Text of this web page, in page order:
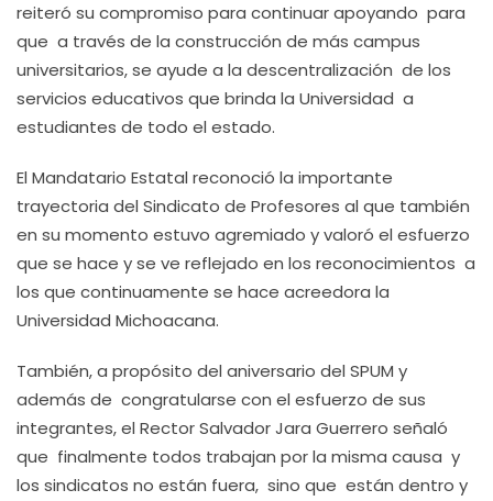
reiteró su compromiso para continuar apoyando para
que a través de la construcción de más campus
universitarios, se ayude a la descentralización de los
servicios educativos que brinda la Universidad a
estudiantes de todo el estado.
El Mandatario Estatal reconoció la importante
trayectoria del Sindicato de Profesores al que también
en su momento estuvo agremiado y valoró el esfuerzo
que se hace y se ve reflejado en los reconocimientos a
los que continuamente se hace acreedora la
Universidad Michoacana.
También, a propósito del aniversario del SPUM y
además de congratularse con el esfuerzo de sus
integrantes, el Rector Salvador Jara Guerrero señaló
que finalmente todos trabajan por la misma causa y
los sindicatos no están fuera, sino que están dentro y